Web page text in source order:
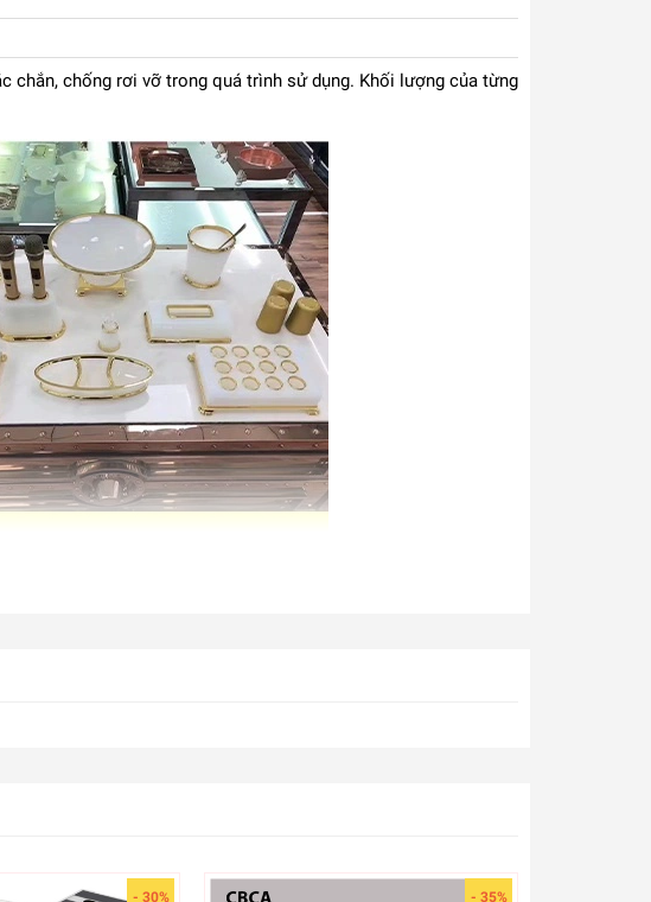
chắn, chống rơi vỡ trong quá trình sử dụng. Khối lượng của từng
- 30% - 35%